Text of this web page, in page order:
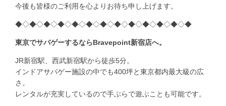
今後も皆様のご利用を心よりお待ち申し上げます。
◆◇◆◇◆◇◆◇◆◇◆◇◆◇◆◇◆◇◆◇◆◇◆◇◆
東京でサバゲーするならBravepoint新宿店へ。
JR新宿駅、西武新宿駅から徒歩5分。
インドアサバゲー施設の中でも400坪と東京都内最大級の広
さ。
レンタルが充実しているので手ぶらで遊ぶことも可能です。